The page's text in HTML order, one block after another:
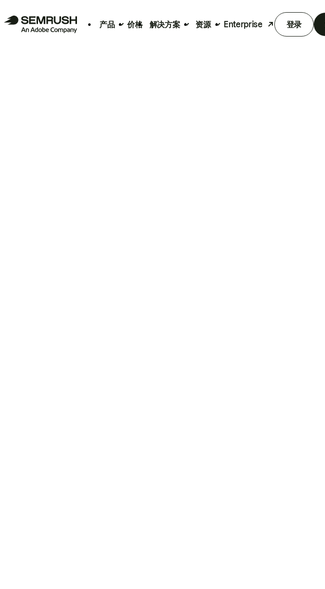
产品 价格 解决方案 资源 Enterprise 登录